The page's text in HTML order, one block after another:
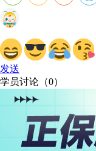
发送
学员讨论（0）